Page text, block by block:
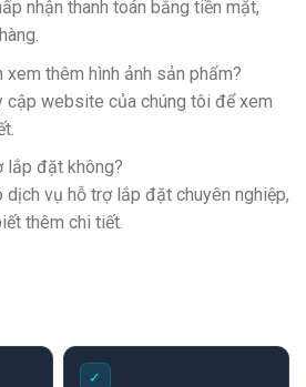
nhận thanh toán bằng tiền mặt,
xem thêm hình ảnh sản phẩm?
cập website của chúng tôi để xem
lắp đặt không?
vụ hỗ trợ lắp đặt chuyên nghiệp,
thêm chi tiết.
✓